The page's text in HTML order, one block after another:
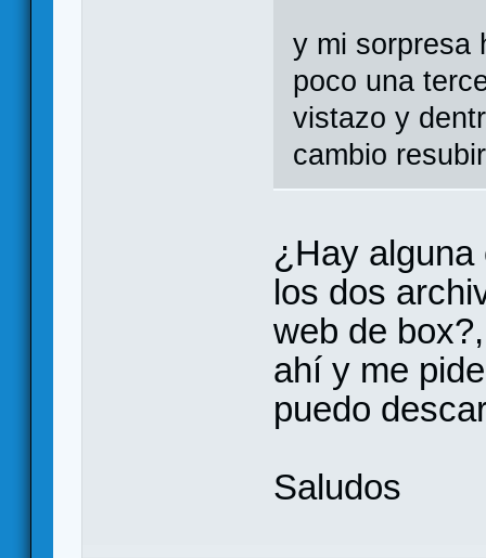
y mi sorpresa
poco una
vistazo y
cambio
¿Hay
los dos
web de
ahí y me
puedo
Saludos